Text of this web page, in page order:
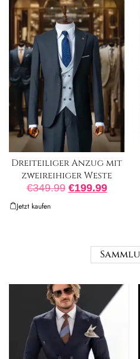
Dreiteiliger Anzug mit
zweireihiger Weste
€349.99 €199.99
Jetzt kaufen